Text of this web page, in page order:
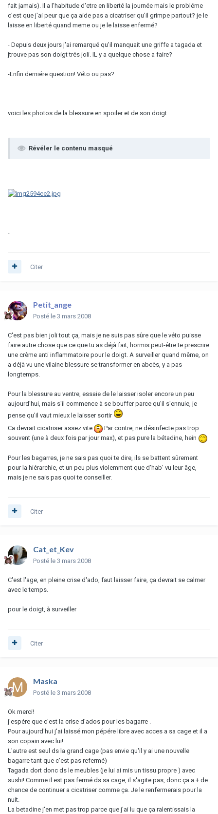
fait jamais). Il a l'habitude d'etre en liberté la journée mais le probléme
c'est que j'ai peur que ça aide pas a cicatriser qu'il grimpe partout? je le
laisse en liberté quand meme ou je le laisse enfermé?
- Depuis deux jours j'ai remarqué qu'il manquait une griffe a tagada et
jtrouve pas son doigt trés joli. IL y a quelque chose a faire?
-Enfin derniére question! Véto ou pas?
voici les photos de la blessure en spoiler et de son doigt.
Révéler le contenu masqué
-
Citer
Petit_ange
Posté le 3 mars 2008
C'est pas bien joli tout ça, mais je ne suis pas sûre que le véto puisse
faire autre chose que ce que tu as déjà fait, hormis peut-être te prescrire
une crème anti inflammatoire pour le doigt. A surveiller quand même, on
a déjà vu une vilaine blessure se transformer en abcès, y a pas
longtemps.
Pour la blessure au ventre, essaie de le laisser isoler encore un peu
aujourd'hui, mais s'il commence à se bouffer parce qu'il s'ennuie, je
pense qu'il vaut mieux le laisser sortir
Ca devrait cicatriser assez vite
Par contre, ne désinfecte pas trop
souvent (une à deux fois par jour max), et pas pure la bétadine, hein
Pour les bagarres, je ne sais pas quoi te dire, ils se battent sûrement
pour la hiérarchie, et un peu plus violemment que d'hab' vu leur âge,
mais je ne sais pas quoi te conseiller.
Citer
Cat_et_Kev
Posté le 3 mars 2008
C'est l'age, en pleine crise d'ado, faut laisser faire, ça devrait se calmer
avec le temps.
pour le doigt, à surveiller
Citer
Maska
Posté le 3 mars 2008
Ok merci!
j'espére que c'est la crise d'ados pour les bagarre .
Pour aujourd'hui j'ai laissé mon pépére libre avec acces a sa cage et il a
son copain avec lui!
L'autre est seul ds la grand cage (pas envie qu'il y ai une nouvelle
bagarre tant que c'est pas refermé)
Tagada dort donc ds le meubles (je lui ai mis un tissu propre ) avec
sushi! Comme il est pas fermé ds sa cage, il s'agite pas, donc ça a + de
chance de continuer a cicatriser comme ça. Je le renfermerais pour la
nuit.
La betadine j'en met pas trop parce que j'ai lu que ça ralentissais la